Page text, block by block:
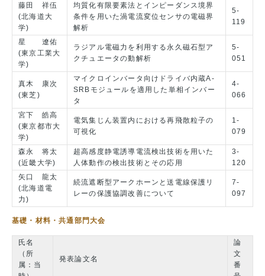
藤田 祥伍
(北海道大
学)
均質化有限要素法とインピーダンス境界
条件を用いた渦電流変位センサの電磁界
解析
5-
119
星 遼佑
(東京工業大
学)
ラジアル電磁力を利用する永久磁石型ア
クチュエータの動解析
5-
051
真木 康次
(東芝)
マイクロインバータ向けドライバ内蔵A-
SRBモジュールを適用した単相インバー
タ
4-
066
宮下 皓高
(東京都市大
学)
電気集じん装置内における再飛散粒子の
可視化
1-
079
森永 将太
(近畿大学)
超高感度静電誘導電流検出技術を用いた
人体動作の検出技術とその応用
3-
120
矢口 龍太
(北海道電
力)
続流遮断型アークホーンと送電線保護リ
レーの保護協調改善について
7-
097
基礎・材料・共通部門大会
氏名
（所
属：当
発表論文名
論
文
番